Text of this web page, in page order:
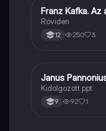
Magyar
Franz Kafka. Az
Röviden
12 250 3
Magyar
Janus
Kidolgozott ppt
9 92 1